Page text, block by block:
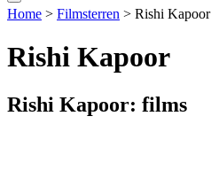
Home > Filmsterren > Rishi Kapoor
Rishi Kapoor
Rishi Kapoor: films